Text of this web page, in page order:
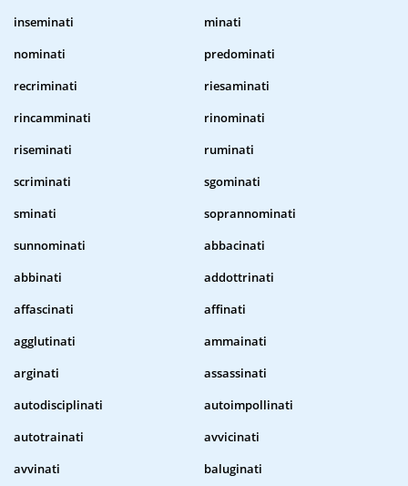
inseminati
minati
nominati
predominati
recriminati
riesaminati
rincamminati
rinominati
riseminati
ruminati
scriminati
sgominati
sminati
soprannominati
sunnominati
abbacinati
abbinati
addottrinati
affascinati
affinati
agglutinati
ammainati
arginati
assassinati
autodisciplinati
autoimpollinati
autotrainati
avvicinati
avvinati
baluginati